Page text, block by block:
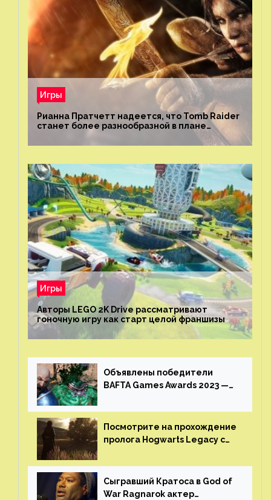
Игры
Рианна Пратчетт надеется, что Tomb Raider
станет более разнообразной в плане
репрезентации
Игры
Авторы LEGO 2K Drive рассматривают
гоночную игру как старт целой франшизы
Объявлены победители
BAFTA Games Awards 2023 —
получила шесть наград
Посмотрите на прохождение
пролога Hogwarts Legacy с
GamesVoice показала первые
результаты своего труда
Сыгравший Кратоса в God of
War Ragnarok актер